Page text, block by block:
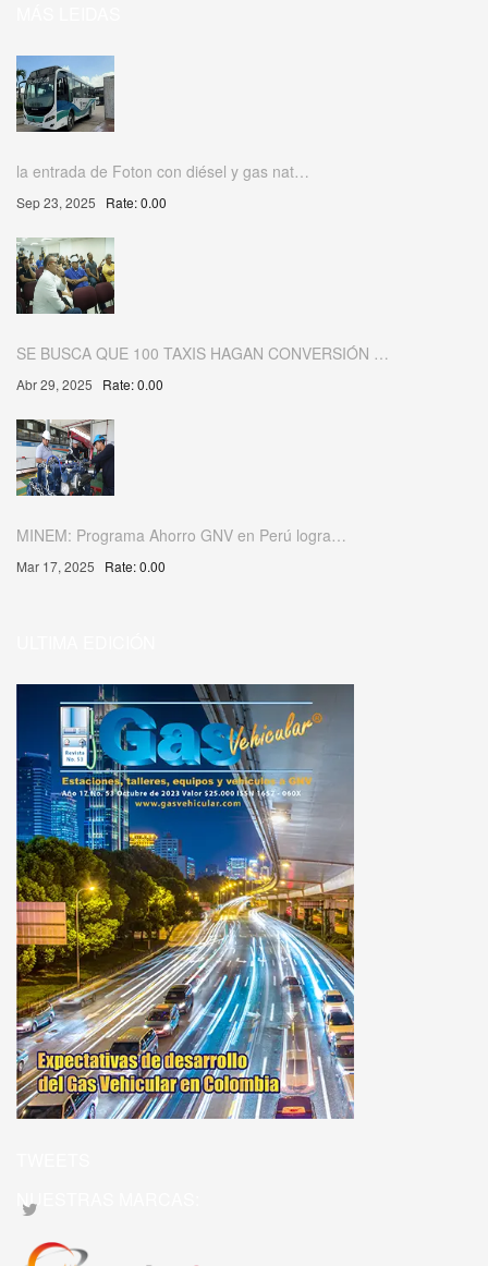
la entrada de Foton con diésel y gas nat…
Sep 23, 2025 Rate: 0.00
SE BUSCA QUE 100 TAXIS HAGAN CONVERSIÓN …
Abr 29, 2025 Rate: 0.00
MINEM: Programa Ahorro GNV en Perú logra…
Mar 17, 2025 Rate: 0.00
NUESTRAS MARCAS: